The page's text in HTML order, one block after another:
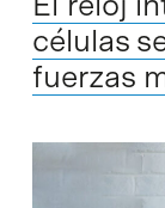
células
fuerzas